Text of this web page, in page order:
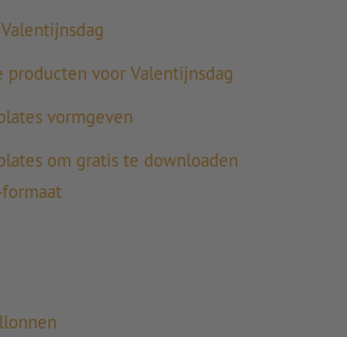
producten voor Valentijnsdag
vormgeven
om gratis te downloaden